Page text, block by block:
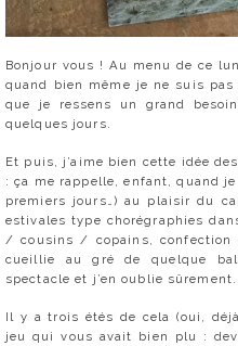
Bonjour vous ! Au menu de ce
quand bien même je ne suis pas
que je ressens un grand
quelques jours.
Et puis, j’aime bien cette idée
: ça me rappelle, enfant, quand
premiers jours…) au plaisir du
estivales type chorégraphies
/ cousins / copains, confection
cueillie au gré de quelque
spectacle et j’en oublie sûrement.
Il y a trois étés de cela (oui,
jeu qui vous avait bien plu :